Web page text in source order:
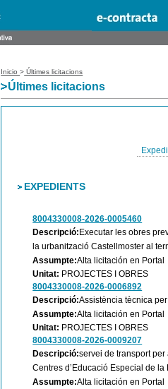
Inicio> Últimes licitacions
Últimes licitacions
EXPEDIENTS
8004330008-2026-0005460
Descripció:Executar les obres
la urbanització Castellmoster al
Assumpte:Alta licitación en Portal
Unitat: PROJECTES I OBRES
8004330008-2026-0006892
Descripció:Assistència tècnica
Assumpte:Alta licitación en Portal
Unitat: PROJECTES I OBRES
8004330008-2026-0009207
Descripció:servei de transport
Centres d’Educació Especial de
Assumpte:Alta licitación en Portal